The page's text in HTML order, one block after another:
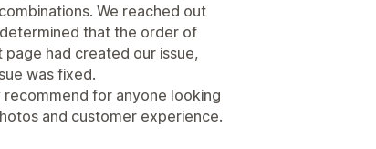
We reached out
that the order of
had created our issue,
was fixed.
for anyone looking
and customer experience.